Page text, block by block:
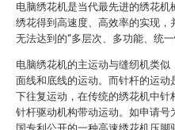
电脑绣花机是当代最先进的绣花机
绣花得到高速度、高效率的实现，
无法达到的“多层次、多功能、统一
电脑绣花机的主运动与缝纫机类似
面线和底线的运动。而针杆的运动
下往复运动，在传统的绣花机中针
针杆驱动机构带动运动。如申请号